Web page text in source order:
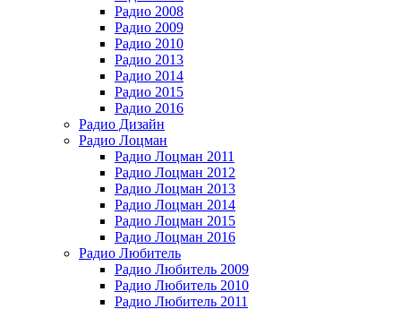
Радио 2008
Радио 2009
Радио 2010
Радио 2013
Радио 2014
Радио 2015
Радио 2016
Радио Дизайн
Радио Лоцман
Радио Лоцман 2011
Радио Лоцман 2012
Радио Лоцман 2013
Радио Лоцман 2014
Радио Лоцман 2015
Радио Лоцман 2016
Радио Любитель
Радио Любитель 2009
Радио Любитель 2010
Радио Любитель 2011